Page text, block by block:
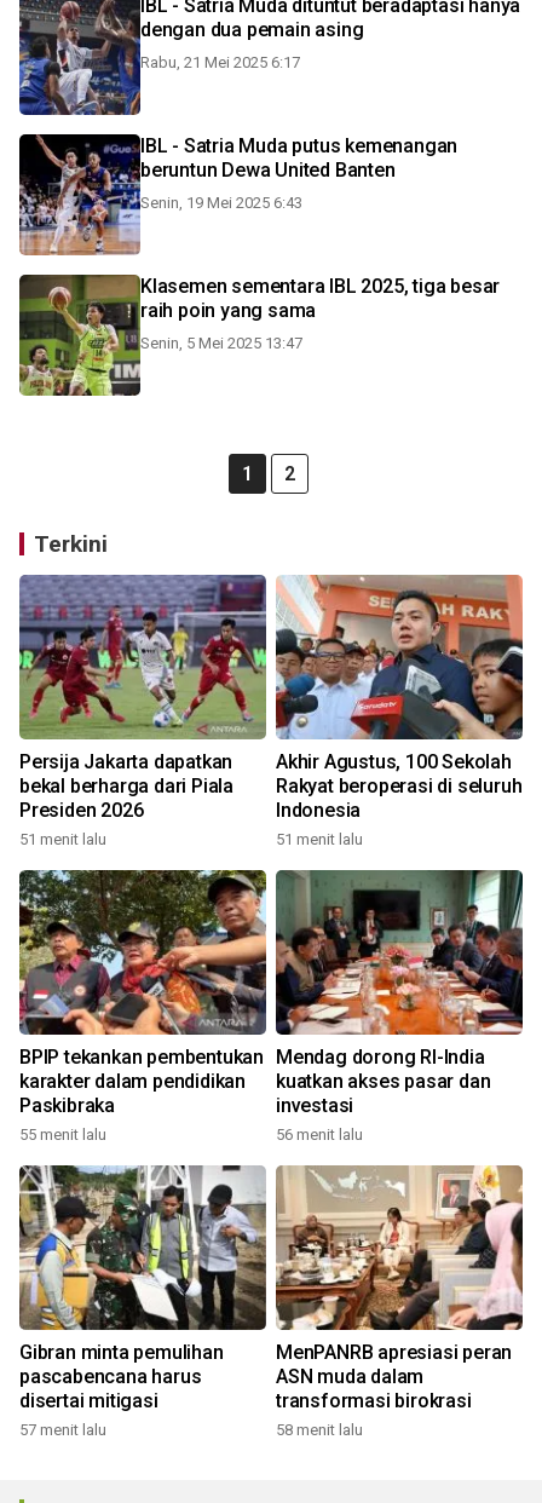
IBL - Satria Muda dituntut beradaptasi hanya
dengan dua pemain asing
Rabu, 21 Mei 2025 6:17
IBL - Satria Muda putus kemenangan
beruntun Dewa United Banten
Senin, 19 Mei 2025 6:43
Klasemen sementara IBL 2025, tiga besar
raih poin yang sama
Senin, 5 Mei 2025 13:47
1 2
Terkini
Persija Jakarta dapatkan
bekal berharga dari Piala
Presiden 2026
51 menit lalu
Akhir Agustus, 100 Sekolah
Rakyat beroperasi di seluruh
Indonesia
51 menit lalu
BPIP tekankan pembentukan
karakter dalam pendidikan
Paskibraka
55 menit lalu
Mendag dorong RI-India
kuatkan akses pasar dan
investasi
56 menit lalu
Gibran minta pemulihan
pascabencana harus
disertai mitigasi
57 menit lalu
MenPANRB apresiasi peran
ASN muda dalam
transformasi birokrasi
58 menit lalu